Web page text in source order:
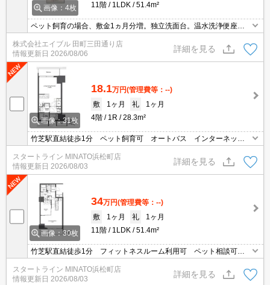
画像：4枚
11階
1LDK 51.4m²
ペット飼育の場合、敷金1ヵ月分増。独立洗面台。温水洗浄便座付
き。追い焚き付き。敷地内防犯カメラ設置。宅配ボックスあり。フ
ロントサービスあり。仲介手数料家賃の0.55ヵ月分。内見予約受付
中。
株式会社エイブル 田町三田通り店
情報更新日 2026/08/06
詳細を見る
画像：31枚
18.1万円(管理費等：--)
敷
1ヶ月 礼
1ヶ月
4階
1R 28.3m²
竹芝駅直結徒歩1分 ペット飼育可 オートバス インターネット
無料 温水洗浄便座 浴室乾燥機
スタートライン MINATO浜松町店
情報更新日 2026/08/03
詳細を見る
画像：30枚
34万円(管理費等：--)
敷
1ヶ月 礼
1ヶ月
11階
1LDK 51.4m²
竹芝駅直結徒歩1分 フィットネスルーム利用可 ペット相談可
インターネット使用料無料 常時ゴミ出し可
スタートライン MINATO浜松町店
情報更新日 2026/08/03
詳細を見る